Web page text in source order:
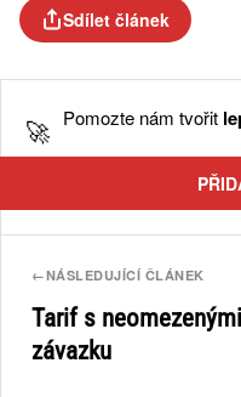
Sdílet článek
🚀 Pomozte nám tvořit
←NÁSLEDUJÍCÍ ČLÁNEK
Tarif s
závazku